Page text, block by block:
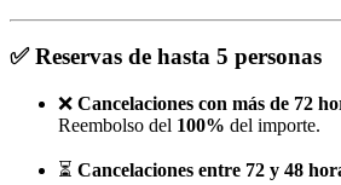
✅Reservas de hasta 5 personas
❌ Cancelaciones con más de 72
Reembolso del 100% del importe.
⏳ Cancelaciones entre 72 y 48